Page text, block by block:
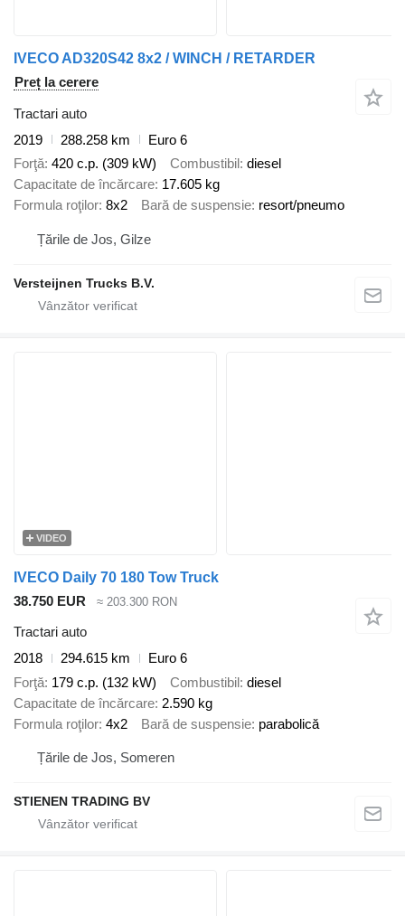
IVECO AD320S42 8x2 / WINCH / RETARDER
Preț la cerere
Tractari auto
2019
288.258 km
Euro 6
Forţă 420 c.p. (309 kW) Combustibil diesel
Capacitate de încărcare 17.605 kg
Formula roţilor 8x2 Bară de suspensie resort/pneumo
Țările de Jos, Gilze
Versteijnen Trucks B.V.
VIDEO
IVECO Daily 70 180 Tow Truck
38.750 EUR
≈ 203.300 RON
Tractari auto
2018
294.615 km
Euro 6
Forţă 179 c.p. (132 kW) Combustibil diesel
Capacitate de încărcare 2.590 kg
Formula roţilor 4x2 Bară de suspensie parabolică
Țările de Jos, Someren
STIENEN TRADING BV